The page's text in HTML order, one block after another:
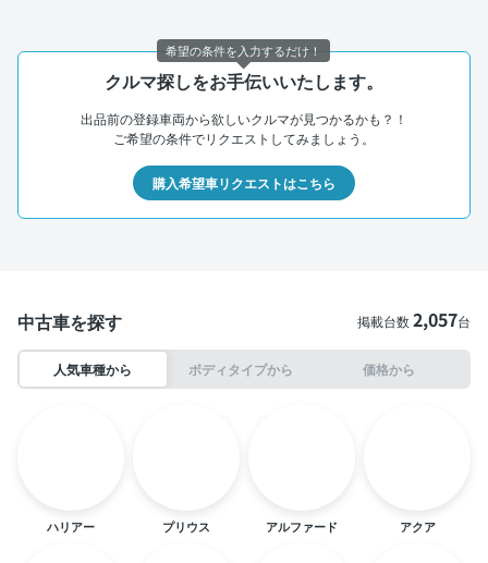
クルマ探しをお手伝いいたします。
出品前の登録車両から欲しいクルマが見つかるかも？！
ご希望の条件でリクエストしてみましょう。
購入希望車リクエストはこちら
中古車を探す 掲載台数2,057台
人気車種から ボディタイプから 価格から
ハリアー プリウス アルファード アクア
希望の条件を入力するだけ！